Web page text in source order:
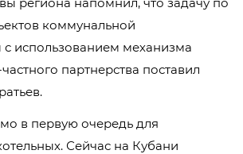
коммунальной
с использованием механизма
партнерства поставил
в первую очередь для
Сейчас на Кубани